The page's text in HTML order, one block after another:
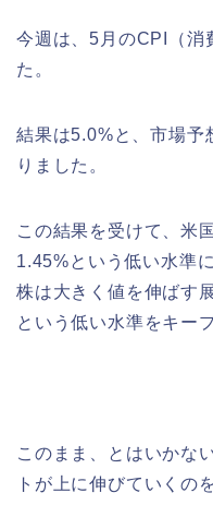
今週は、5月のCPI（消
た。
結果は5.0%と、市場予
りました。
この結果を受けて、米
1.45%という低い水準
株は大きく値を伸ばす
という低い水準をキープ
このまま、とはいかな
トが上に伸びていくの